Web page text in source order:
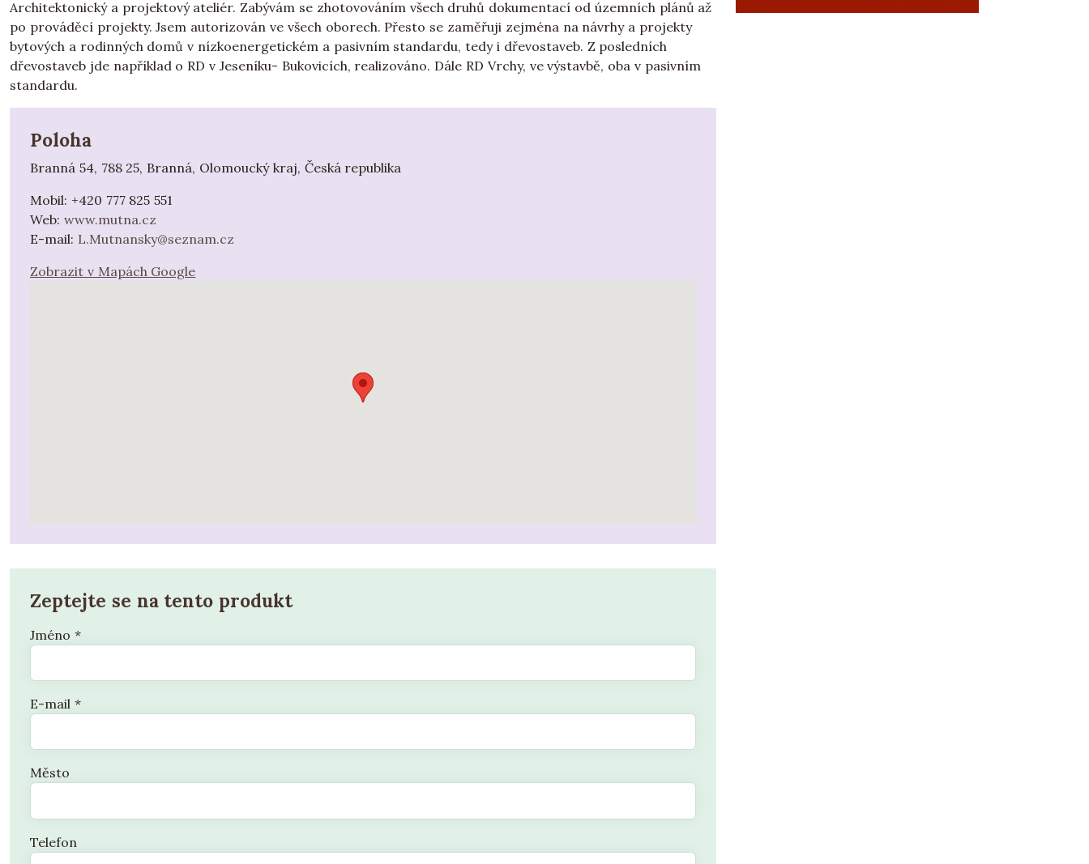
Architektonický a projektový ateliér. Zabývám se zhotovováním všech druhů dokumentací od územních plánů až
po prováděcí projekty. Jsem autorizován ve všech oborech. Přesto se zaměřuji zejména na návrhy a projekty
bytových a rodinných domů v nízkoenergetickém a pasivním standardu, tedy i dřevostaveb. Z posledních
dřevostaveb jde například o RD v Jeseníku- Bukovicích, realizováno. Dále RD Vrchy, ve výstavbě, oba v pasivním
standardu.
Poloha
Branná 54, 788 25, Branná, Olomoucký kraj, Česká republika
Mobil: +420 777 825 551
Web: www.mutna.cz
E-mail: L.Mutnansky@seznam.cz
Zobrazit v Mapách Google
Zeptejte se na tento produkt
Jméno *
E-mail *
Město
Telefon